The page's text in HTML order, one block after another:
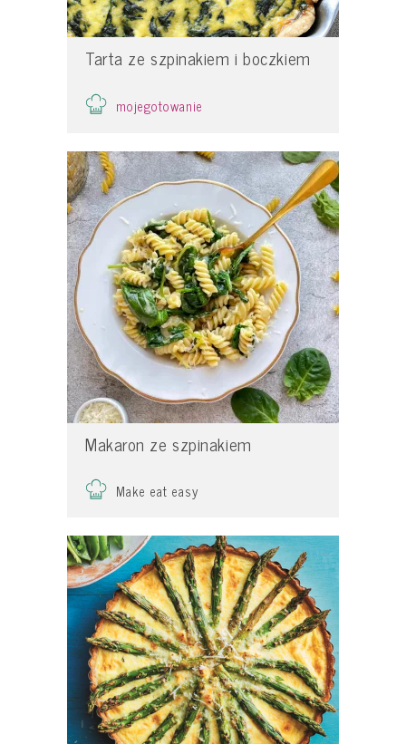
Tarta ze szpinakiem i boczkiem
mojegotowanie
Makaron ze szpinakiem
Make eat easy